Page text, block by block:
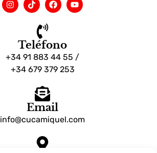
Teléfono
+34 91 883 44 55 /
+34 679 379 253
Email
info@cucamiquel.com